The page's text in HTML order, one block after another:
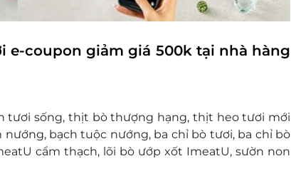
e-coupon giảm giá 500k tại nhà hàng
tươi sống, thịt bò thượng hạng, thịt heo tươi mới
bạch tuộc nướng, ba chỉ bò tươi, ba chỉ bò
cẩm thạch, lõi bò ướp xốt ImeatU, sườn non